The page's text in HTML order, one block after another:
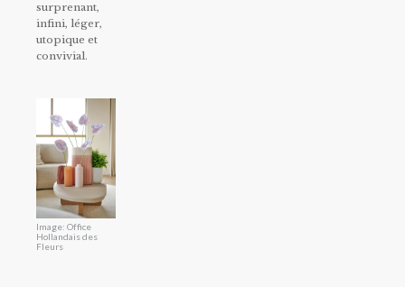
surprenant,
infini, léger,
utopique et
convivial.
Image: Office
Hollandais des
Fleurs